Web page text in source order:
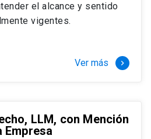
a elección (40 créditos)
a tiempo completo (20
el alcance y sentido
vigentes.
Ver más keyboard_arrow_right
LLM, con Mención
Empresa